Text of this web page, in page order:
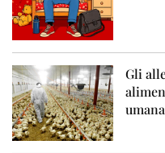
Gli
umana